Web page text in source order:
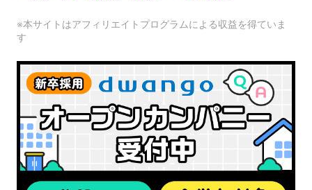
※本サイトはアフィリエイトプログラムによる収益を得ていま
す